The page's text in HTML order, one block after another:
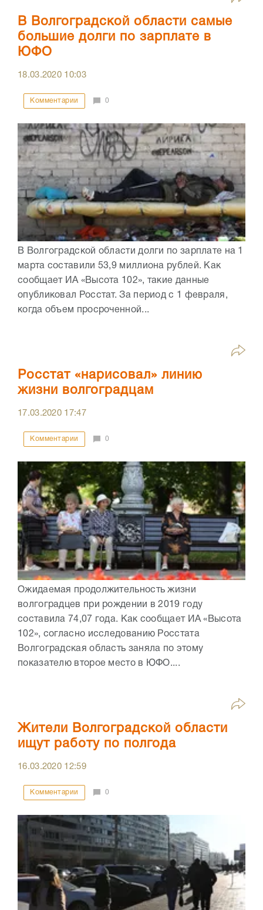
В Волгоградской области самые
большие долги по зарплате в
ЮФО
18.03.2020 10:03
Комментарии 0
В Волгоградской области долги по зарплате на 1
марта составили 53,9 миллиона рублей. Как
сообщает ИА «Высота 102», такие данные
опубликовал Росстат. За период с 1 февраля,
когда объем просроченной...
Росстат «нарисовал» линию
жизни волгоградцам
17.03.2020 17:47
Комментарии 0
Ожидаемая продолжительность жизни
волгоградцев при рождении в 2019 году
составила 74,07 года. Как сообщает ИА «Высота
102», согласно исследованию Росстата
Волгоградская область заняла по этому
показателю второе место в ЮФО....
Жители Волгоградской области
ищут работу по полгода
16.03.2020 12:59
Комментарии 0